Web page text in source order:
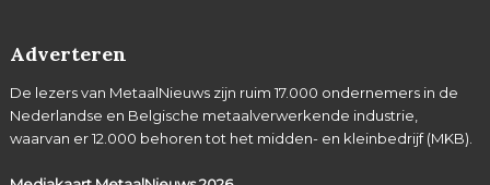
Adverteren
De lezers van MetaalNieuws zijn ruim 17.000 ondernemers in de
Nederlandse en Belgische metaalverwerkende industrie,
waarvan er 12.000 behoren tot het midden- en kleinbedrijf (MKB).